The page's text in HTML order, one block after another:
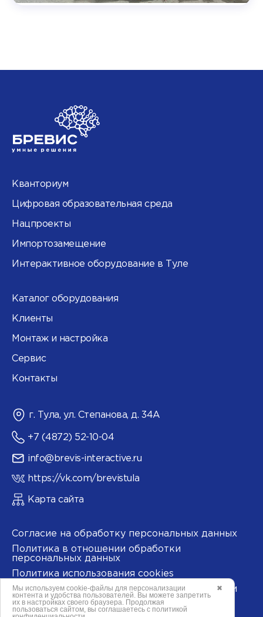
Кванториум
Цифровая образовательная среда
Нацпроекты
Импортозамещение
Интерактивное оборудование в Туле
Каталог оборудования
Клиенты
Монтаж и настройка
Сервис
Контакты
г. Тула, ул. Степанова, д. 34А
+7 (4872) 52-10-04
info@brevis-interactive.ru
https://vk.com/brevistula
Карта сайта
Согласие на обработку персональных данных
Политика в отношении обработки
персональных данных
Политика использования cookies
Согласие на обработку данных метрическими
программами
✖
Мы используем cookie-файлы для персонализации
контента и удобства пользователей. Вы можете запретить
их в настройках своего браузера. Продолжая
пользоваться сайтом, вы соглашаетесь с политикой